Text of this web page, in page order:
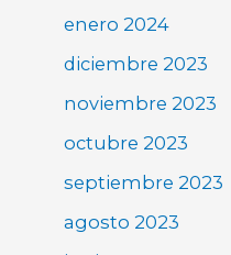
enero 2024
diciembre 2023
noviembre 2023
octubre 2023
septiembre 2023
agosto 2023